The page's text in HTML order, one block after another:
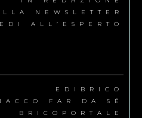
NEWSLETTER
ALL’ESPERTO
EDIBRICO
FAR DA SÉ
BRICOPORTALE